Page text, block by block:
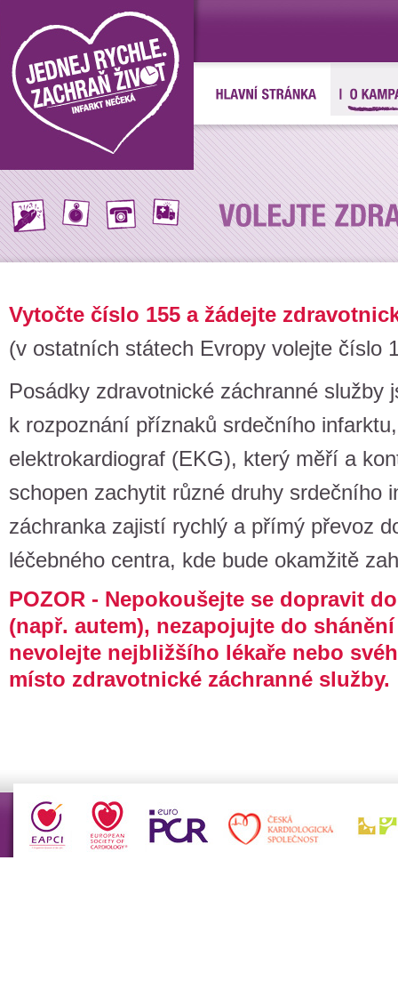
Vytočte číslo 155 a žádejte
(v ostatních státech Evropy volejte číslo
Posádky zdravotnické záchranné služby
k rozpoznání příznaků srdečního
elektrokardiograf (EKG), který měří a
schopen zachytit různé druhy srdečního
záchranka zajistí rychlý a přímý převoz
léčebného centra, kde bude okamžitě
POZOR - Nepokoušejte se dopravit
(např. autem), nezapojujte do
nevolejte nejbližšího lékaře nebo
místo zdravotnické záchranné služby.